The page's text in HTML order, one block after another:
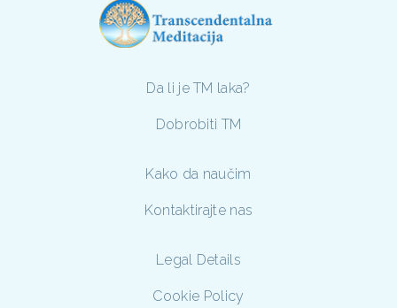
Da li je TM laka?
Dobrobiti TM
Kako da naučim
Kontaktirajte nas
Legal Details
Cookie Policy